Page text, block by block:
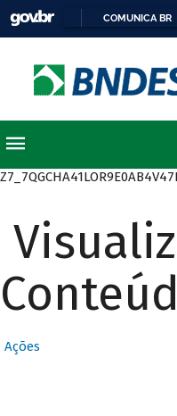
COMUNICA BR
Ações